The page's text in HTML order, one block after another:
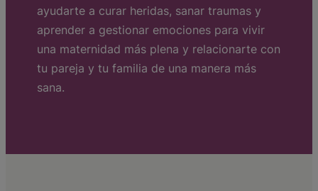
ayudarte a curar heridas, sanar traumas y
aprender a gestionar emociones para vivir
una maternidad más plena y relacionarte con
tu pareja y tu familia de una manera más
sana.